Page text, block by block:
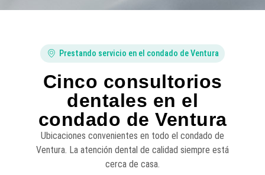
Prestando servicio en el condado de Ventura
Cinco consultorios
dentales en el
condado de Ventura
Ubicaciones convenientes en todo el condado de
Ventura. La atención dental de calidad siempre está
cerca de casa.